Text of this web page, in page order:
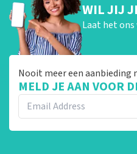
WIL JIJ
Laat het
Nooit meer een aanbieding
MELD JE AAN VOOR